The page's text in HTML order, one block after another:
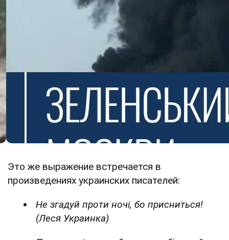
Это же выражение встречается в
произведениях украинских писателей:
Не згадуй проти ночі, бо присниться!
(Леся Украинка)